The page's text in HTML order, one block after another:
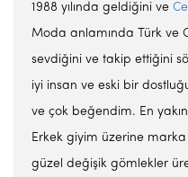
1988 yılında geldiğini ve
Moda anlamında Türk ve
sevdiğini ve takip ettiğini
iyi insan ve eski bir
ve çok beğendim. En
Erkek giyim üzerine
güzel değişik gömlekler